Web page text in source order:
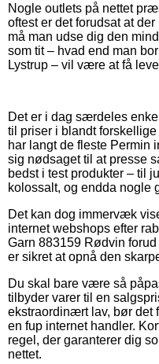
Nogle outlets på nettet
oftest er det forudsat at
må man udse dig den
som tit – hvad end man
Lystrup – vil være at få
Det er i dag særdeles
til priser i blandt
har langt de fleste Permin
sig nødsaget til at presse
bedst i test produkter – til
kolossalt, og endda nogle
Det kan dog immervæk
internet webshops efter
Garn 883159 Rødvin
er sikret at opnå den
Du skal bare være så
tilbyder varer til en
ekstraordinært lav, bør det
en fup internet handler.
regel, der garanterer dig
nettet.